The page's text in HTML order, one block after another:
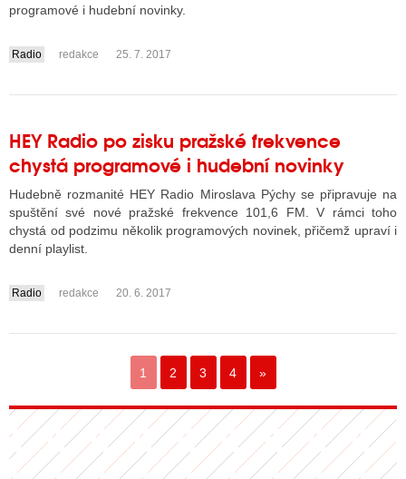
programové i hudební novinky.
....
Radio redakce 25. 7. 2017
HEY Radio po zisku pražské frekvence
chystá programové i hudební novinky
Hudebně rozmanité HEY Radio Miroslava Pýchy se připravuje na
spuštění své nové pražské frekvence 101,6 FM. V rámci toho
chystá od podzimu několik programových novinek, přičemž upraví i
denní playlist.
....
Radio redakce 20. 6. 2017
1 2 3 4 »